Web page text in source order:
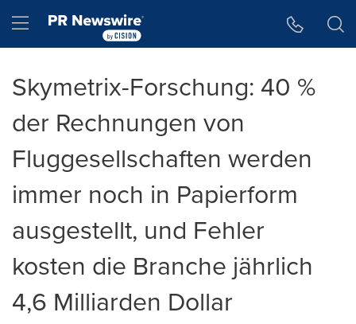
Hamburger menu
Skymetrix-Forschung: 40 %
der Rechnungen von
Fluggesellschaften werden
immer noch in Papierform
ausgestellt, und Fehler
kosten die Branche jährlich
4,6 Milliarden Dollar